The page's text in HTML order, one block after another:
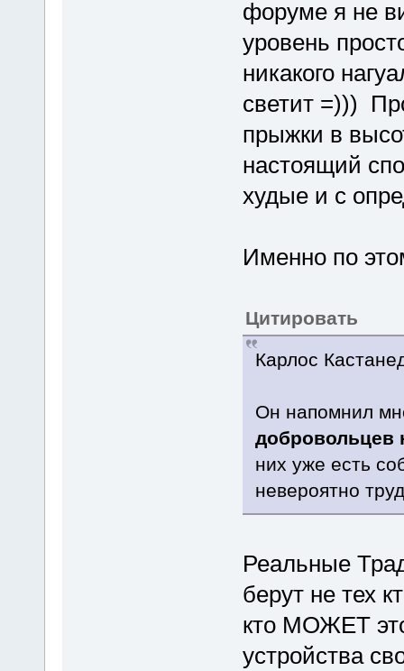
форуме я не
уровень
никакого
светит =)))
прыжки в
настоящий
худые и с
Именно по
Цитировать
Карлос
Он напомнил
добровольцев
них уже есть
невероятно
Реальные
берут не тех
кто МОЖЕТ
устройства